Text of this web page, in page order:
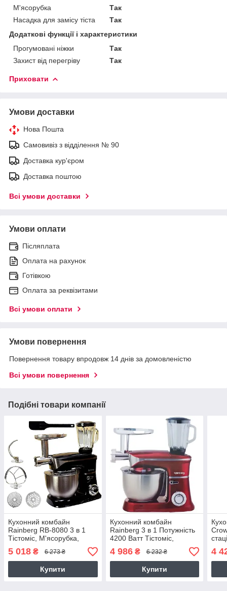
М'ясорубка
Так
Насадка для замісу тіста
Так
Додаткові функції і характеристики
Прогумовані ніжки
Так
Захист від перегріву
Так
Приховати
Умови доставки
Нова Пошта
Самовивіз з відділення № 90
Доставка кур'єром
Доставка поштою
Всі умови доставки
Умови оплати
Післяплата
Оплата на рахунок
Готівкою
Оплата за реквізитами
Всі умови оплати
Умови повернення
Повернення товару впродовж 14 днів за домовленістю
Всі умови повернення
Подібні товари компанії
Кухонний комбайн
Rainberg RB-8080 3 в 1
Тістоміс, М'ясорубка,
Блендер (4200 Вт) 5B
5 018 ₴ 6 273 ₴
Купити
Кухонний комбайн
Rainberg 3 в 1 Потужність
4200 Ватт Тістоміс,
М'ясорубка, Блендер
Міксер RB-8080 Червоний
4 986₴ 6 232 ₴
Купити
6
4